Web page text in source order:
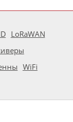
LoRaWAN
WiFi